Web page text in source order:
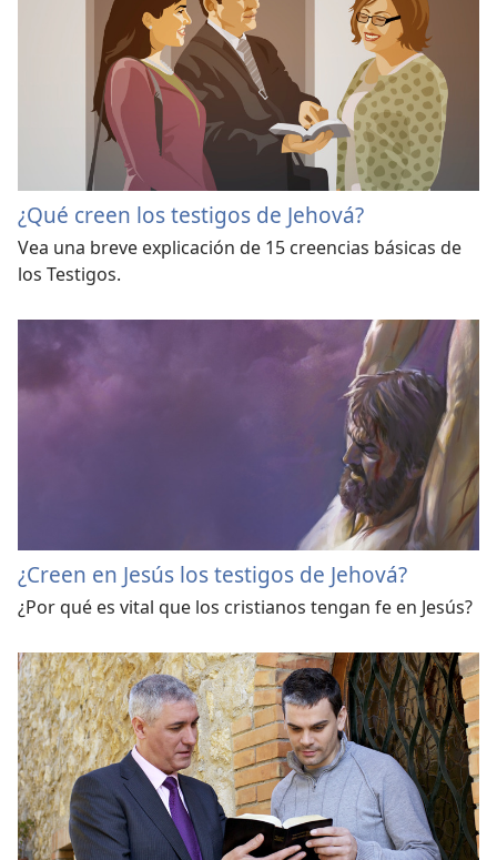
¿Qué creen los testigos de Jehová?
Vea una breve explicación de 15 creencias básicas de
los Testigos.
¿Creen en Jesús los testigos de Jehová?
¿Por qué es vital que los cristianos tengan fe en Jesús?